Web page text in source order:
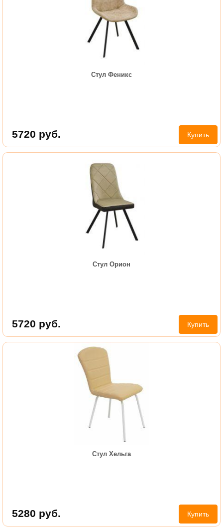
Стул Феникс
5720 руб. Купить
Стул Орион
5720 руб. Купить
Стул Хельга
5280 руб. Купить